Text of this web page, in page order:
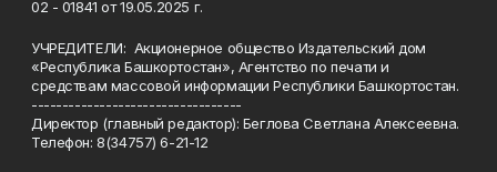
02 - 01841 от 19.05.2025 г.
УЧРЕДИТЕЛИ: Акционерное общество Издательский дом
«Республика Башкортостан», Агентство по печати и
средствам массовой информации Республики Башкортостан.
----------------------------------
Директор (главный редактор): Беглова Светлана Алексеевна.
Телефон: 8(34757) 6-21-12